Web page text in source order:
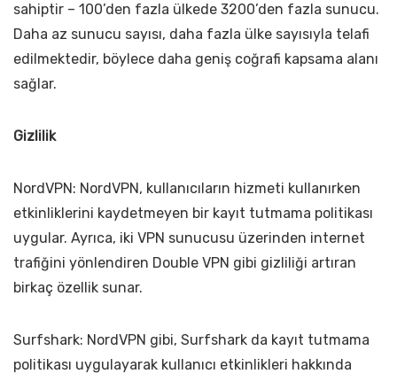
sahiptir – 100’den fazla ülkede 3200’den fazla sunucu.
Daha az sunucu sayısı, daha fazla ülke sayısıyla telafi
edilmektedir, böylece daha geniş coğrafi kapsama alanı
sağlar.
Gizlilik
NordVPN: NordVPN, kullanıcıların hizmeti kullanırken
etkinliklerini kaydetmeyen bir kayıt tutmama politikası
uygular. Ayrıca, iki VPN sunucusu üzerinden internet
trafiğini yönlendiren Double VPN gibi gizliliği artıran
birkaç özellik sunar.
Surfshark: NordVPN gibi, Surfshark da kayıt tutmama
politikası uygulayarak kullanıcı etkinlikleri hakkında